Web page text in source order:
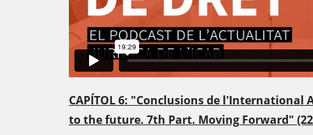
CAPÍTOL 6: "Conclusions de l'International
to the future. 7th Part. Moving Forward"